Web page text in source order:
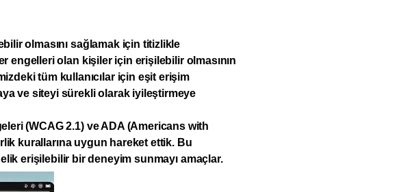
olmasını sağlamak için titizlikle
engelleri olan kişiler için erişilebilir olmasının
tüm kullanıcılar için eşit erişim
ve siteyi sürekli olarak iyileştirmeye
(WCAG 2.1) ve ADA (Americans with
kurallarına uygun hareket ettik. Bu
erişilebilir bir deneyim sunmayı amaçlar.